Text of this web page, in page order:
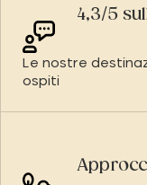
4,3/5
Le nostre
ospiti